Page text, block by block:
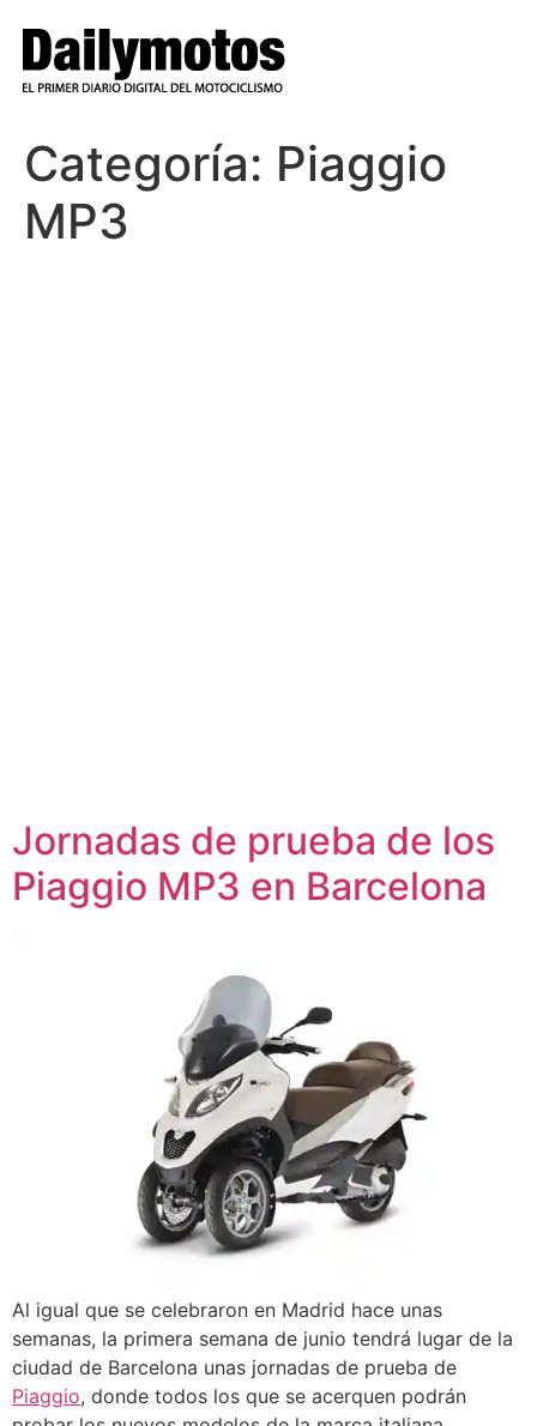
contenido
Categoría: Piaggio
MP3
Jornadas de prueba de los
Piaggio MP3 en Barcelona
Al igual que se celebraron en Madrid hace unas
semanas, la primera semana de junio tendrá lugar de la
ciudad de Barcelona unas jornadas de prueba de
Piaggio, donde todos los que se acerquen podrán